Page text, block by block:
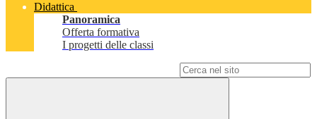
Didattica
Panoramica
Offerta formativa
I progetti delle classi